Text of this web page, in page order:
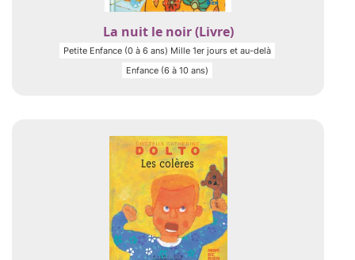
La nuit le noir (Livre)
Petite Enfance (0 à 6 ans) Mille 1er jours et au-delà
Enfance (6 à 10 ans)